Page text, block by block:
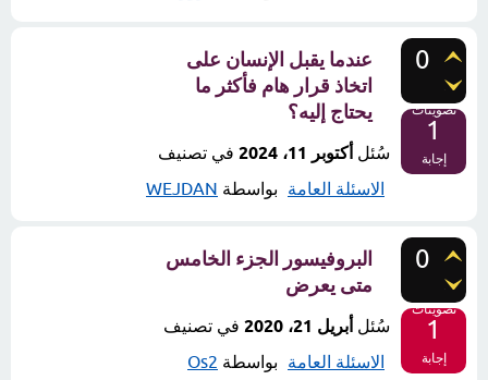
0
تصويتات
1
إجابة
عندما يقبل الإنسان على
اتخاذ قرار هام فأكثر ما
يحتاج إليه؟
سُئل أكتوبر 11، 2024
في تصنيف
الاسئلة العامة
بواسطة WEJDAN
0
تصويتات
1
إجابة
البروفيسور الجزء الخامس
متى يعرض
سُئل أبريل 21، 2020
في تصنيف
الاسئلة العامة
بواسطة Os2